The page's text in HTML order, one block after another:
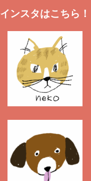
インスタはこちら！